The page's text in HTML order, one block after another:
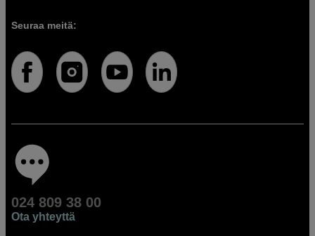
Seuraa meitä:
024 809 38 00
Ota yhteyttä